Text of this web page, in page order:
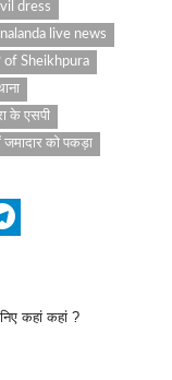
dress
nalanda live news
of Sheikhpura
के एसपी
जमादार को पकड़ा
कहां कहां ?